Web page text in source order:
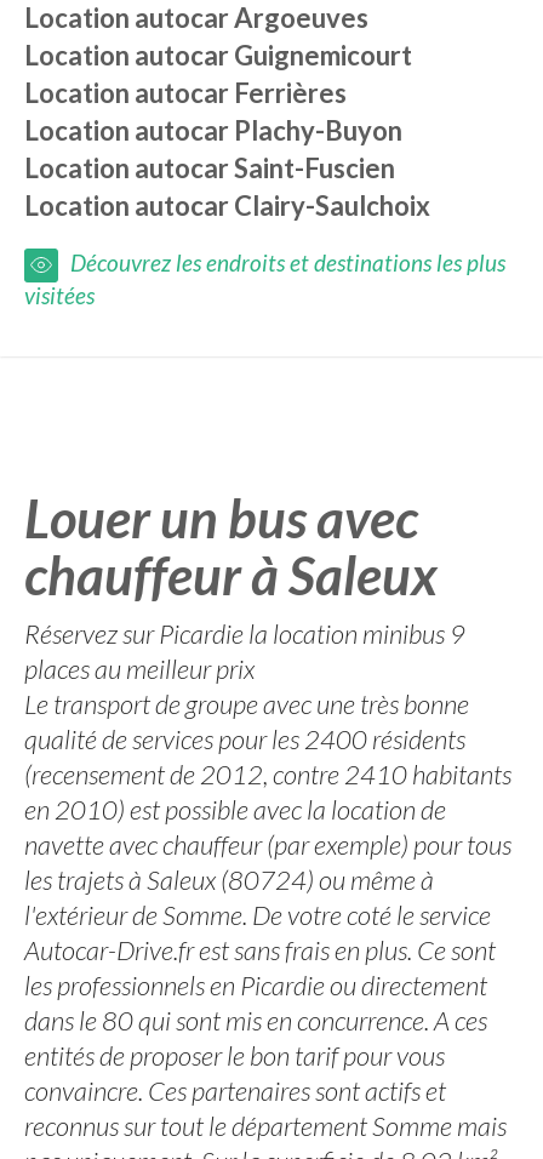
Location autocarArgoeuves
Location autocarGuignemicourt
Location autocar Ferrières
Location autocar Plachy-Buyon
Location autocarSaint-Fuscien
Location autocarClairy-Saulchoix
Découvrez les endroits et destinations les plus
visitées
Louer un bus avec
chauffeur à Saleux
Réservez sur Picardie la location minibus 9
places au meilleur prix
Le transport de groupe avec une très bonne
qualité de services pour les 2400 résidents
(recensement de 2012, contre 2410 habitants
en 2010) est possible avec la location de
navette avec chauffeur (par exemple) pour tous
les trajets à Saleux (80724) ou même à
l'extérieur de Somme. De votre coté le service
Autocar-Drive.fr est sans frais en plus. Ce sont
les professionnels en Picardie ou directement
dans le 80 qui sont mis en concurrence. A ces
entités de proposer le bon tarif pour vous
convaincre. Ces partenaires sont actifs et
reconnus sur tout le département Somme mais